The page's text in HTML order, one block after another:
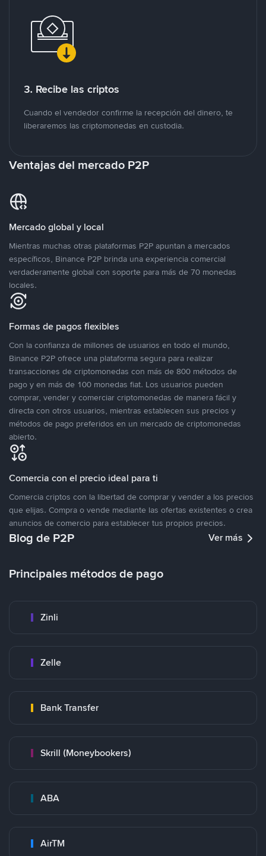
3. Recibe las criptos
Cuando el vendedor confirme la recepción del dinero, te
liberaremos las criptomonedas en custodia.
Ventajas del mercado P2P
Mercado global y local
Mientras muchas otras plataformas P2P apuntan a mercados
específicos, Binance P2P brinda una experiencia comercial
verdaderamente global con soporte para más de 70 monedas
locales.
Formas de pagos flexibles
Con la confianza de millones de usuarios en todo el mundo,
Binance P2P ofrece una plataforma segura para realizar
transacciones de criptomonedas con más de 800 métodos de
pago y en más de 100 monedas fiat. Los usuarios pueden
comprar, vender y comerciar criptomonedas de manera fácil y
directa con otros usuarios, mientras establecen sus precios y
métodos de pago preferidos en un mercado de criptomonedas
abierto.
Comercia con el precio ideal para ti
Comercia criptos con la libertad de comprar y vender a los precios
que elijas. Compra o vende mediante las ofertas existentes o crea
anuncios de comercio para establecer tus propios precios.
Blog de P2P Ver más
Principales métodos de pago
Zinli
Zelle
Bank Transfer
Skrill (Moneybookers)
ABA
AirTM